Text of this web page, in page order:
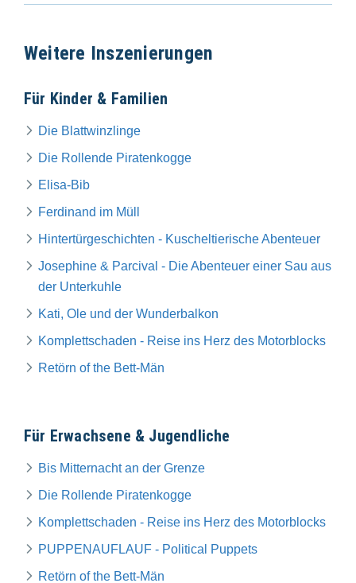
Weitere Inszenierungen
Für Kinder & Familien
Die Blattwinzlinge
Die Rollende Piratenkogge
Elisa-Bib
Ferdinand im Müll
Hintertürgeschichten - Kuscheltierische Abenteuer
Josephine & Parcival - Die Abenteuer einer Sau aus
der Unterkuhle
Kati, Ole und der Wunderbalkon
Komplettschaden - Reise ins Herz des Motorblocks
Retörn of the Bett-Män
Für Erwachsene & Jugendliche
Bis Mitternacht an der Grenze
Die Rollende Piratenkogge
Komplettschaden - Reise ins Herz des Motorblocks
PUPPENAUFLAUF - Political Puppets
Retörn of the Bett-Män